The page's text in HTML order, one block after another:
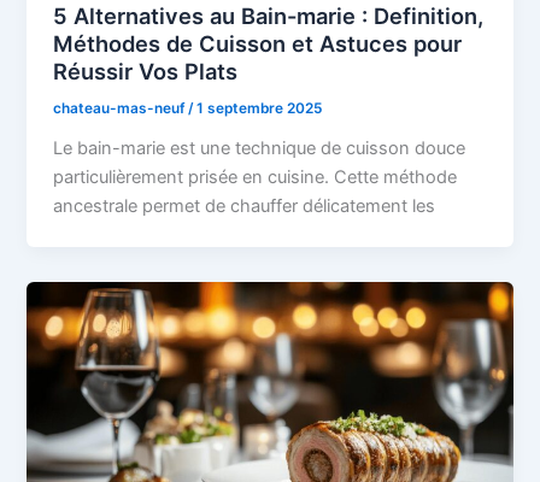
5 Alternatives au Bain-marie : Definition,
Méthodes de Cuisson et Astuces pour
Réussir Vos Plats
chateau-mas-neuf/1 septembre 2025
Le bain-marie est une technique de cuisson douce
particulièrement prisée en cuisine. Cette méthode
ancestrale permet de chauffer délicatement les